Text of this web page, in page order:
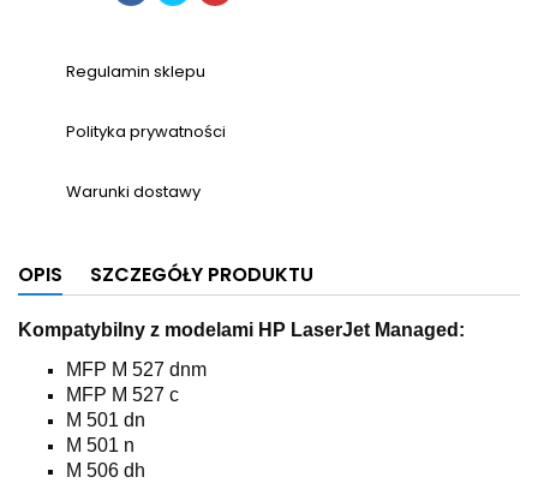
Regulamin sklepu
Polityka prywatności
Warunki dostawy
OPIS SZCZEGÓŁY PRODUKTU
Kompatybilny z modelami HP LaserJet Managed:
MFP M 527 dnm
MFP M 527 c
M 501 dn
M 501 n
M 506 dh